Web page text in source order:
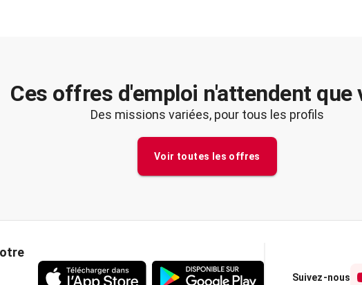
Ces offres d'emploi n'attendent que
Des missions variées, pour tous les profils
Voir toutes les offres
Suivez-nous